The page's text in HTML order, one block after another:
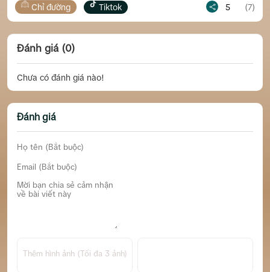
đường Tiktok (7) Chỉ
Đánh giá (0)
Chưa có đánh giá nào!
Đánh giá
Thêm hình ảnh (Tối đa 3 ảnh)